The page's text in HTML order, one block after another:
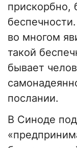
прискорбно,
во многом
такой
бывает
послании.
В Синоде